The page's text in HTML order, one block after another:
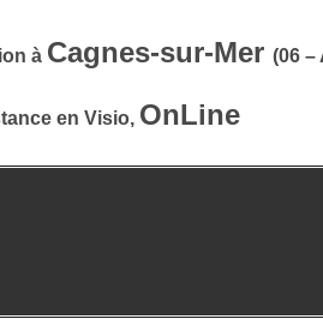
à Cagnes-sur-Mer (06 –
en Visio, OnLine